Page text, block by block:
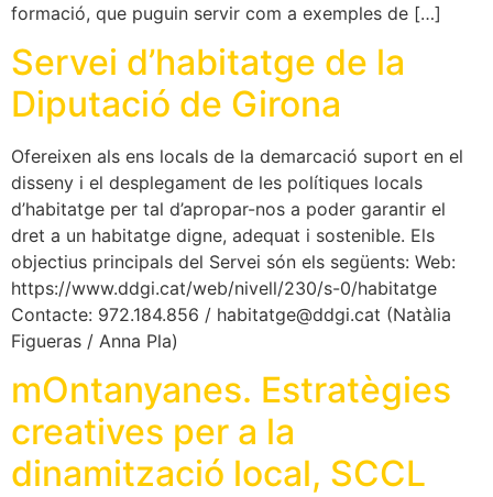
formació, que puguin servir com a exemples de […]
Servei d’habitatge de la
Diputació de Girona
Ofereixen als ens locals de la demarcació suport en el
disseny i el desplegament de les polítiques locals
d’habitatge per tal d’apropar-nos a poder garantir el
dret a un habitatge digne, adequat i sostenible. Els
objectius principals del Servei són els següents: Web:
https://www.ddgi.cat/web/nivell/230/s-0/habitatge
Contacte: 972.184.856 / habitatge@ddgi.cat (Natàlia
Figueras / Anna Pla)
mOntanyanes. Estratègies
creatives per a la
dinamització local, SCCL